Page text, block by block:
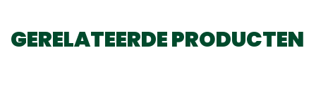
GERELATEERDE PRODUCTEN